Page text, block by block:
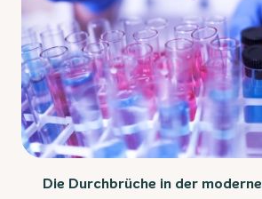
Die Durchbrüche in der